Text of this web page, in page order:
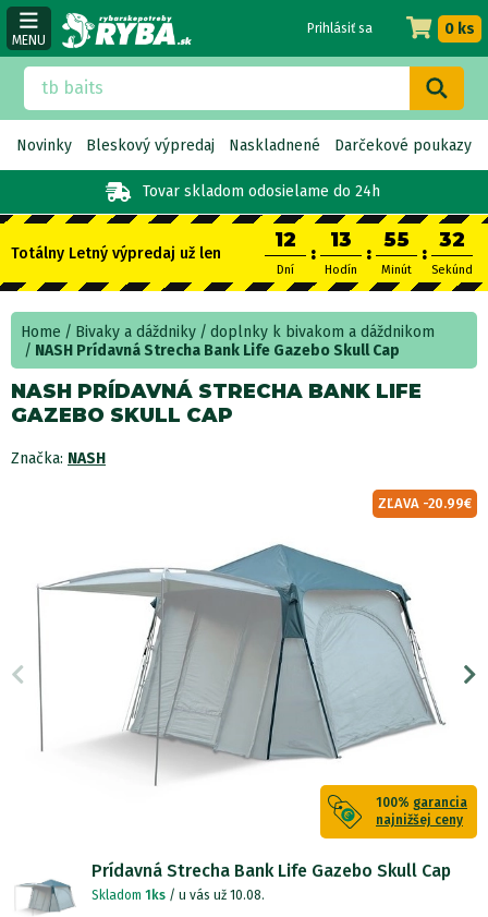
MENU
Tovar skladom odosielame do 24h
Prihlásiť sa 0 ks
Novinky Bleskový výpredaj Naskladnené Darčekové poukazy
Totálny Letný výpredaj už len
12
Dní
:
13
Hodín
:
55
Minút
:
32
Sekúnd
Home Bivaky a dáždniky
doplnky k bivakom a dáždnikom
NASH Prídavná Strecha Bank Life Gazebo Skull Cap
NASH PRÍDAVNÁ STRECHA BANK LIFE
GAZEBO SKULL CAP
Značka: NASH
ZĽAVA -20.99€
100% garancia
najnižšej ceny
Prídavná Strecha Bank Life Gazebo Skull Cap
Skladom 1ks / u vás už 10.08.